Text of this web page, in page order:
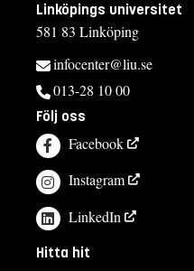
Linköpings universitet
581 83 Linköping
infocenter@liu.se
013-28 10 00
Följ oss
Facebook
Instagram
LinkedIn
Hitta hit